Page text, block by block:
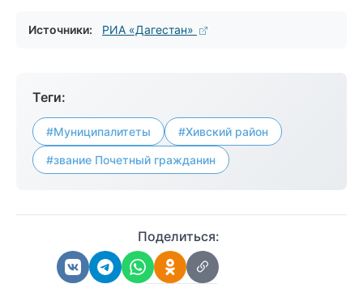
Источники: РИА «Дагестан»
Теги:
#Муниципалитеты #Хивский район
#звание Почетный гражданин
Поделиться: